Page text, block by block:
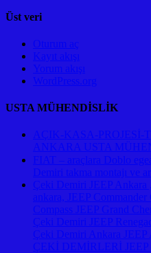
Üst veri
Oturum aç
Kayıt akışı
Yorum akışı
WordPress.org
USTA MÜHENDİSLİK
AÇIK-KASA-PROJESİ-
ANKARA USTA
FIAT – araçlara Doblo
Demiri takma montajı ve
Çeki Demiri JEEP Ankara
ankara, JEEP
Compass JEEP Grand
Çeki Demiri JEEP
Çeki Demiri Ankara JEEP
ÇEKİ DEMİRLERİ JEEP